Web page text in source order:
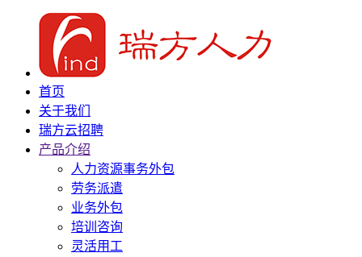
首页
关于我们
瑞方云招聘
产品介绍
人力资源事务外包
劳务派遣
业务外包
培训咨询
灵活用工